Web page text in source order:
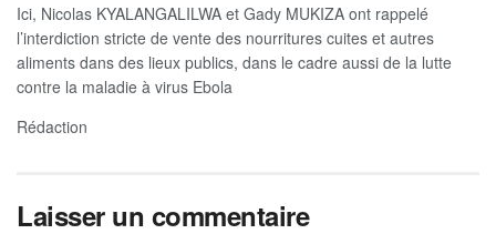
Ici, Nicolas KYALANGALILWA et Gady MUKIZA ont rappelé
l’interdiction stricte de vente des nourritures cuites et autres
aliments dans des lieux publics, dans le cadre aussi de la lutte
contre la maladie à virus Ebola
Rédaction
Laisser un commentaire